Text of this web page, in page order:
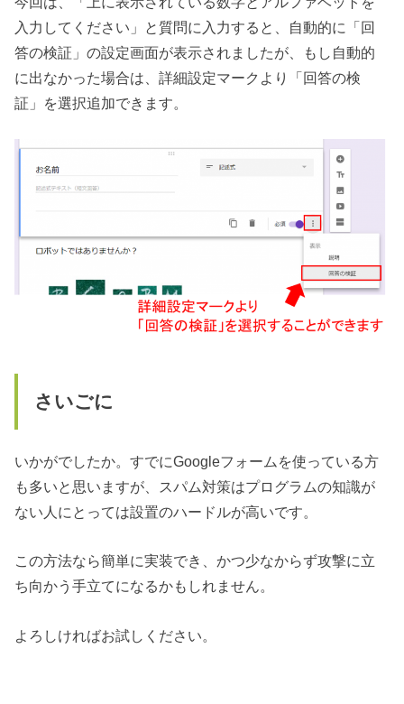
入力してください」と質問に入力すると、自動的に「回
答の検証」の設定画面が表示されましたが、もし自動的
に出なかった場合は、詳細設定マークより「回答の検
証」を選択追加できます。
さいごに
いかがでしたか。すでにGoogleフォームを使っている方
も多いと思いますが、スパム対策はプログラムの知識が
ない人にとっては設置のハードルが高いです。
この方法なら簡単に実装でき、かつ少なからず攻撃に立
ち向かう手立てになるかもしれません。
よろしければお試しください。